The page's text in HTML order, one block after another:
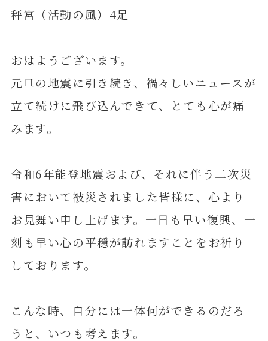
秤宮（活動の風）4足
おはようございます。
元旦の地震に引き続き、禍々しいニュースが
立て続けに飛び込んできて、とても心が痛
みます。
令和6年能登地震および、それに伴う二次災
害において被災されました皆様に、心より
お見舞い申し上げます。一日も早い復興、一
刻も早い心の平穏が訪れますことをお祈り
しております。
こんな時、自分には一体何ができるのだろ
うと、いつも考えます。